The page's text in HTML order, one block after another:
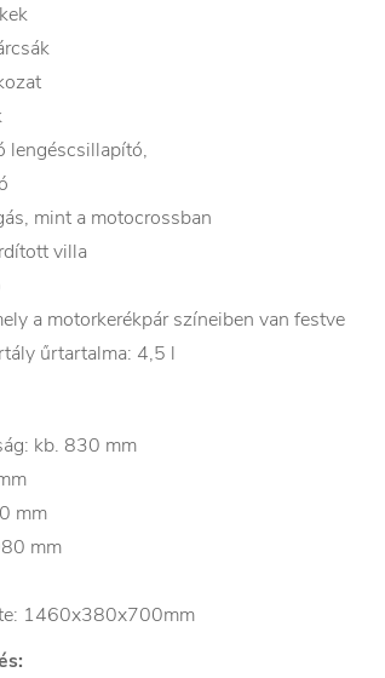
lengéscsillapító,
mint a motocrossban
villa
a motorkerékpár színeiben van festve
űrtartalma: 4,5 l
kb. 830 mm
mm
mm
1460x380x700mm